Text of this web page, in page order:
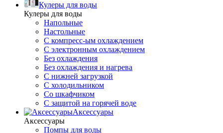
Кулеры для воды
Кулеры для воды
Напольные
Настольные
С компресс-ым охлаждением
С электронным охлаждением
Без охлаждения
Без охлаждения и нагрева
С нижней загрузкой
С холодильником
Со шкафчиком
С защитой на горячей воде
Аксессуары
Аксессуары
Помпы для воды